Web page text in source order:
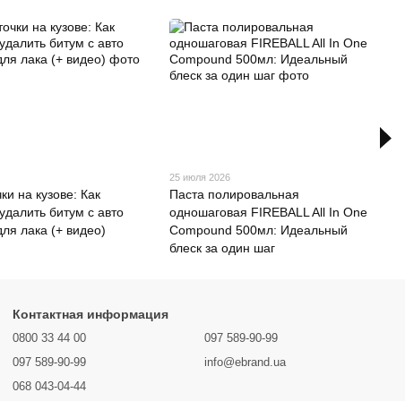
на кузове: Как
битум с авто
лака (+ видео)
25 июля 2026
Паста полировальная
одношаговая FIREBALL All In One
Compound 500мл: Идеальный
блеск за один шаг
Контактная информация
0800 33 44 00
097 589-90-99
068 043-04-44
097 589-90-99
info@ebrand.ua